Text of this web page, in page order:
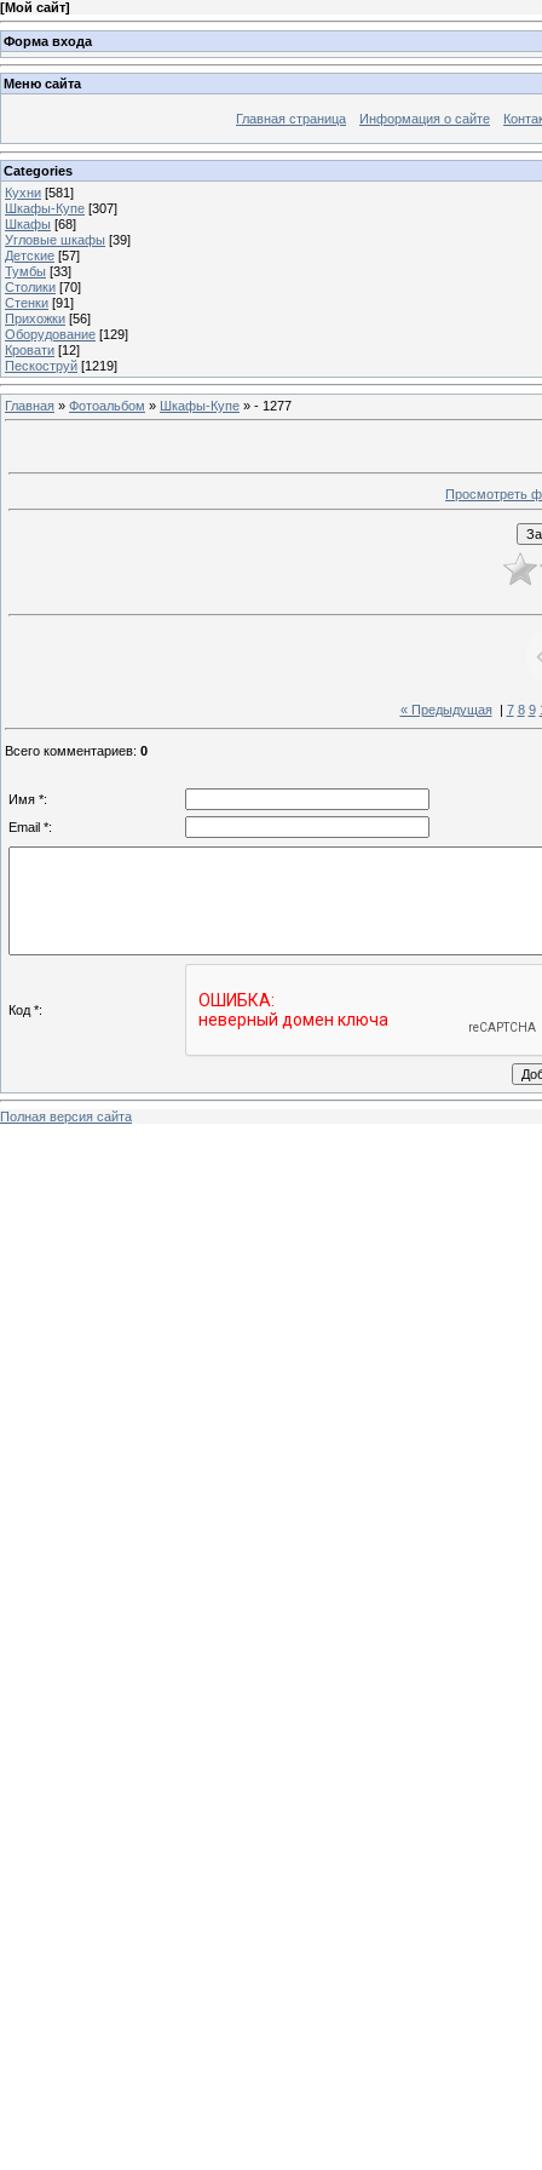
[Мой сайт]
Форма входа
Меню сайта
Главная страница Информация о сайте
Categories
Кухни [581]
Шкафы-Купе [307]
Шкафы [68]
Угловые шкафы [39]
Детские [57]
Тумбы [33]
Столики [70]
Стенки [91]
Прихожки [56]
Оборудование [129]
Кровати [12]
Пескоструй [1219]
Главная » Фотоальбом » Шкафы-Купе » - 1277
Просмотреть
« Предыдущая| 7 8 9
Всего комментариев: 0
Имя *:
Email *:
Код *:
Полная версия сайта